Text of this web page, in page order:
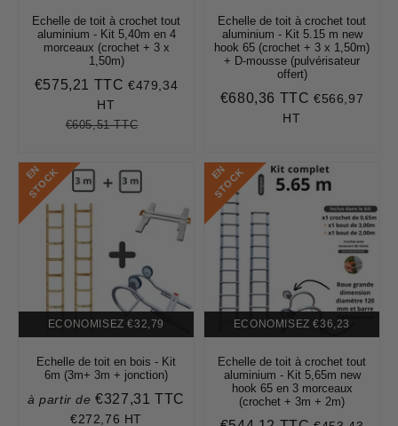
Echelle de toit à crochet tout
aluminium - Kit 5,40m en 4
morceaux (crochet + 3 x
1,50m)
Prix
€575,21 TTC €575,21
€479,34
HT
Prix
€605,51 TTC€605,51
Echelle de toit à crochet tout
aluminium - Kit 5.15 m new
hook 65 (crochet + 3 x 1,50m)
+ D-mousse (pulvérisateur
offert)
Prix
€680,36 TTC €680,36
€566,97
HT
E
N
S
T
O
C
K
ECONOMISEZ €32,79
Echelle de toit en bois - Kit
6m (3m+ 3m + jonction)
à partir dePrix
réduit
€327,31 TTC
€327,31
€272,76 HT
E
N
S
T
O
C
K
ECONOMISEZ €36,23
Echelle de toit à crochet tout
aluminium - Kit 5,65m new
hook 65 en 3 morceaux
(crochet + 3m + 2m)